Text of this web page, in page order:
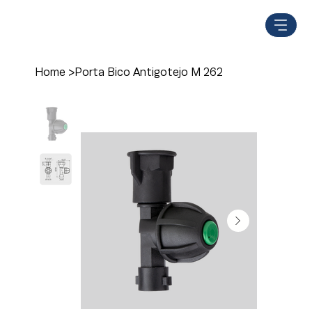
Home >Porta Bico Antigotejo M 262